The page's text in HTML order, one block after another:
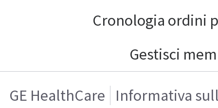
Cronologia ordini
Gestisci
GE HealthCare
Informativa